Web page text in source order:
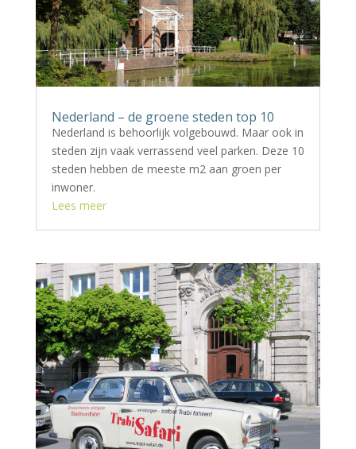
Nederland – de groene steden top 10
Nederland is behoorlijk volgebouwd. Maar ook in
steden zijn vaak verrassend veel parken. Deze 10
steden hebben de meeste m2 aan groen per
inwoner.
Lees meer